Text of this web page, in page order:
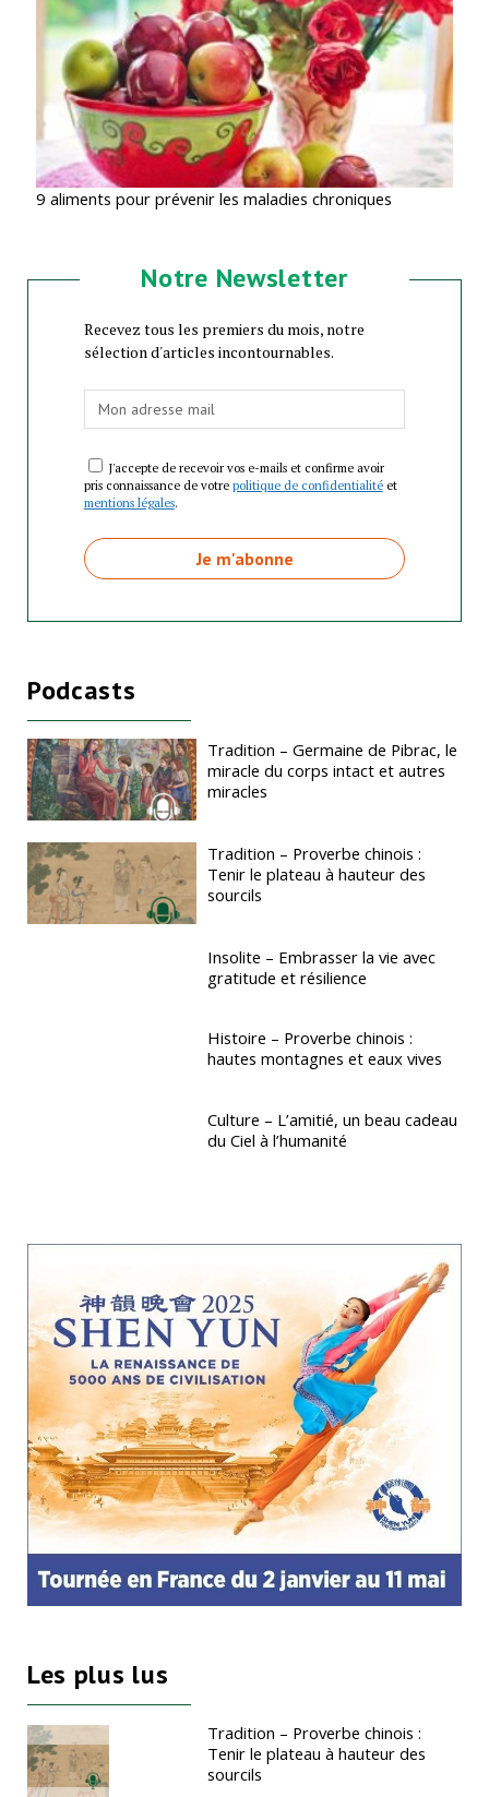
9 aliments pour prévenir les maladies chroniques
Notre Newsletter
Recevez tous les premiers du mois, notre
sélection d'articles incontournables.
J'accepte de recevoir vos e-mails et confirme avoir
pris connaissance de votre politique de confidentialitéet
mentions légales.
Podcasts
Tradition – Germaine de Pibrac, le
miracle du corps intact et autres
miracles
Tradition – Proverbe chinois :
Tenir le plateau à hauteur des
sourcils
Insolite – Embrasser la vie avec
gratitude et résilience
Histoire – Proverbe chinois :
hautes montagnes et eaux vives
Culture – L’amitié, un beau cadeau
du Ciel à l’humanité
Les plus lus
Tradition – Proverbe chinois :
Tenir le plateau à hauteur des
sourcils